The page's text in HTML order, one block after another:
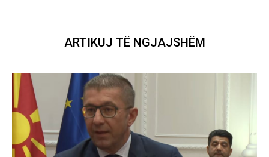
ARTIKUJ TË NGJAJSHËM